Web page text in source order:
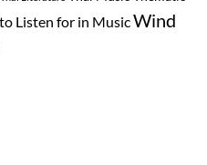
Listen for in MusicWind